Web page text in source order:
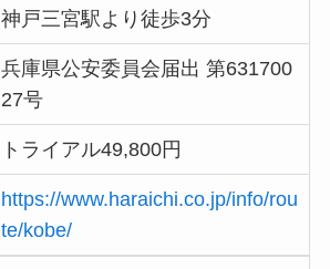
神戸三宮駅より徒歩3分
兵庫県公安委員会届出 第631700
27号
トライアル49,800円
https://www.haraichi.co.jp/info/rou
te/kobe/